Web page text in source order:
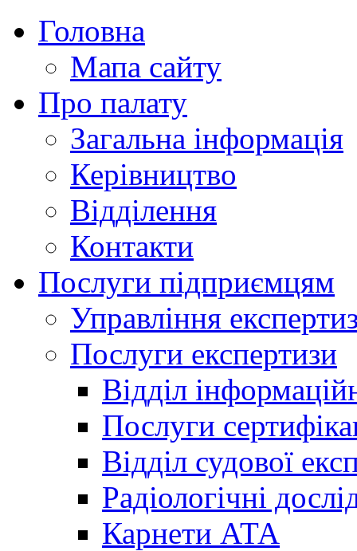
Головна
Мапа сайту
Про палату
Загальна інформація
Керівництво
Відділення
Контакти
Послуги підприємцям
Управління
Послуги експертизи
Відділ
Послуги
Відділ судової
Радіологічні
Карнети АТА